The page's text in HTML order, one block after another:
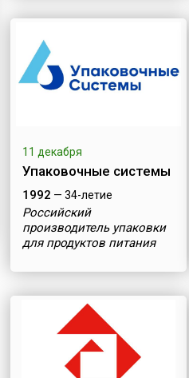
11 декабря
Упаковочные системы
1992 — 34-летие
Российский
производитель упаковки
для продуктов питания